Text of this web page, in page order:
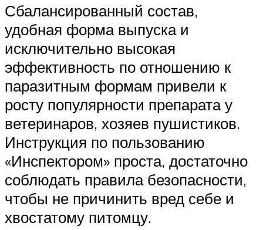
Сбалансированный состав,
удобная форма выпуска и
исключительно высокая
эффективность по отношению к
паразитным формам привели к
росту популярности препарата у
ветеринаров, хозяев пушистиков.
Инструкция по пользованию
«Инспектором» проста, достаточно
соблюдать правила безопасности,
чтобы не причинить вред себе и
хвостатому питомцу.